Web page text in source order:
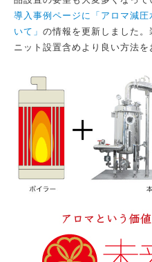
導入事例ページに「アロマ減
いて」 の情報を更新しました
ニット設置含めより良い方法を